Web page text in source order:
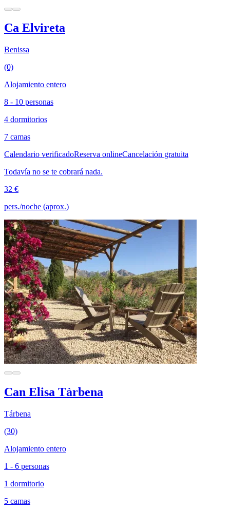
Ca Elvireta
Benissa
(0)
Alojamiento entero
8 - 10 personas
4 dormitorios
7 camas
Calendario verificadoReserva onlineCancelación gratuita
Todavía no se te cobrará nada.
32 €
pers./noche (aprox.)
Can Elisa Tàrbena
Tárbena
(30)
Alojamiento entero
1 - 6 personas
1 dormitorio
5 camas